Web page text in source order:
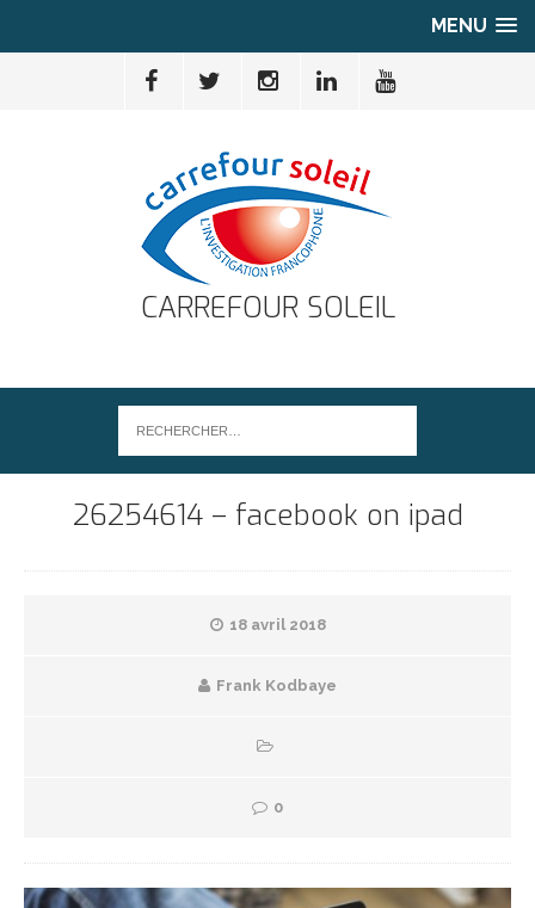
MENU
CARREFOUR SOLEIL
26254614 – facebook on ipad
18 avril 2018
Frank Kodbaye
0